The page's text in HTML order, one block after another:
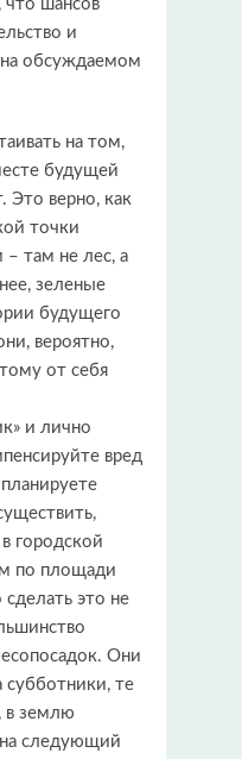
шансов
и
на обсуждаемом
на том,
будущей
Это верно, как
точки
– там не лес, а
зеленые
будущего
вероятно,
от себя
и лично
вред
городской
по площади
это не
Они
субботники, те
в землю
следующий